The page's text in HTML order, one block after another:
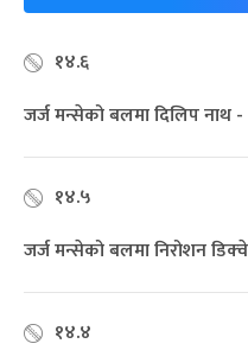
१४.६
जर्ज मन्सेको बलमा दिलिप नाथ
१४.५
जर्ज मन्सेको बलमा निरोशन
१४.४